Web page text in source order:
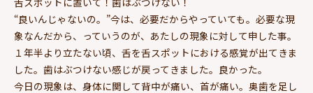
“良いんじゃないの。”今は、必要だからやっていても。必要な現
象なんだから、っていうのが、あたしの現象に対して申した事。
１年半より立たない頃、舌を舌スポットにおける感覚が出てきま
した。歯はぶつけない感じが戻ってきました。良かった。
今日の現象は、身体に関して背中が痛い、首が痛い。奥歯を足し